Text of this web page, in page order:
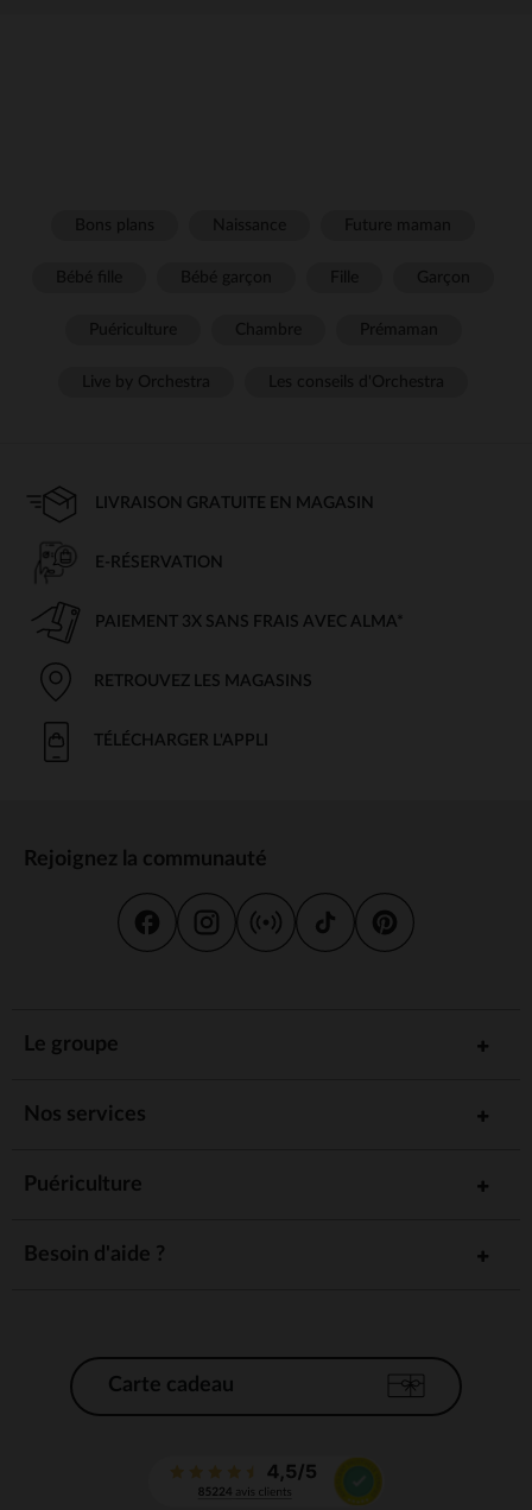
LIVRAISON GRATUITE EN MAGASIN
E-RÉSERVATION
PAIEMENT 3X SANS FRAIS AVEC ALMA*
RETROUVEZ LES MAGASINS
TÉLÉCHARGER L'APPLI
Rejoignez la communauté
Le groupe
Nos services
Puériculture
Besoin d'aide ?
Carte cadeau